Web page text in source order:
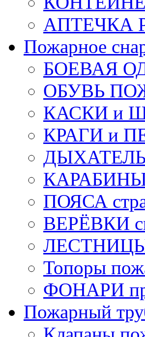
АПТЕЧКА
Пожарное
БОЕВАЯ
ОБУВЬ
КАСКИ и
КРАГИ и
КАРАБИНЫ
ПОЯСА
ВЕРЁВКИ
ЛЕСТНИЦЫ
Топоры
ФОНАРИ
Пожарный